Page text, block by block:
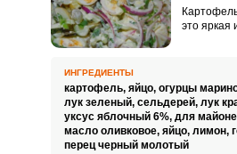
это яркая
Кроме
угощение
ИНГРЕДИЕНТЫ
картофель, яйцо, огурцы
лук зеленый, сельдерей, лук
уксус яблочный 6%, для
масло оливковое, яйцо, лимон,
перец черный молотый